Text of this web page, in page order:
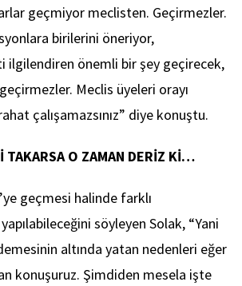
geçmiyor meclisten. Geçirmezler.
birilerini öneriyor,
ilgilendiren önemli bir şey geçirecek,
Meclis üyeleri orayı
çalışamazsınız” diye konuştu.
TAKARSA O ZAMAN DERİZ Kİ…
geçmesi halinde farklı
söyleyen Solak, “Yani
altında yatan nedenleri eğer
konuşuruz. Şimdiden mesela işte